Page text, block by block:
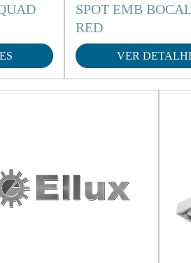
SPOT EMB
RED
VER